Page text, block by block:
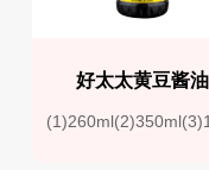
好太太黄豆酱油